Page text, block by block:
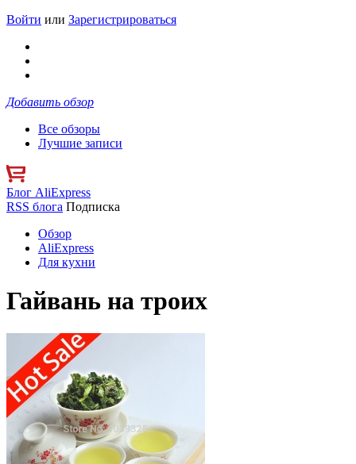
Войти или Зарегистрироваться
Добавить обзор
Все обзоры
Лучшие записи
Блог AliExpress
RSS блога Подписка
Обзор
AliExpress
Для кухни
Гайвань на троих